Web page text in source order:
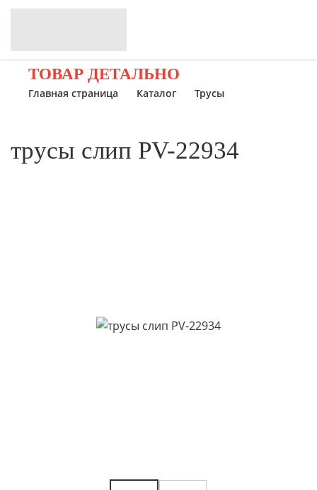
ТОВАР ДЕТАЛЬНО
Главная страница Каталог Трусы
трусы слип PV-22934